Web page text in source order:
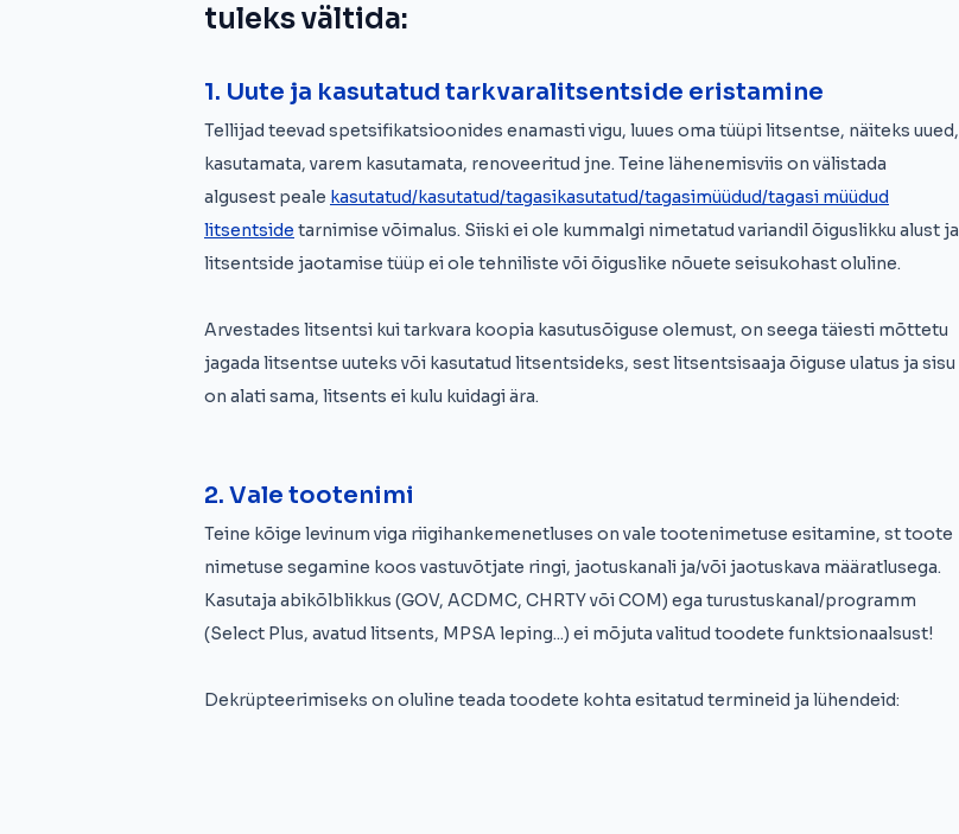
tuleks vältida:
1. Uute ja kasutatud tarkvaralitsentside eristamine
Tellijad teevad spetsifikatsioonides enamasti vigu, luues oma tüüpi litsentse, näiteks uued,
kasutamata, varem kasutamata, renoveeritud jne. Teine lähenemisviis on välistada
algusest peale kasutatud/kasutatud/tagasikasutatud/tagasimüüdud/tagasi müüdud
litsentside tarnimise võimalus. Siiski ei ole kummalgi nimetatud variandil õiguslikku alust ja
litsentside jaotamise tüüp ei ole tehniliste või õiguslike nõuete seisukohast oluline.
Arvestades litsentsi kui tarkvara koopia kasutusõiguse olemust, on seega täiesti mõttetu
jagada litsentse uuteks või kasutatud litsentsideks, sest litsentsisaaja õiguse ulatus ja sisu
on alati sama, litsents ei kulu kuidagi ära.
2. Vale tootenimi
Teine kõige levinum viga riigihankemenetluses on vale tootenimetuse esitamine, st toote
nimetuse segamine koos vastuvõtjate ringi, jaotuskanali ja/või jaotuskava määratlusega.
Kasutaja abikõlblikkus (GOV, ACDMC, CHRTY või COM) ega turustuskanal/programm
(Select Plus, avatud litsents, MPSA leping...) ei mõjuta valitud toodete funktsionaalsust!
Dekrüpteerimiseks on oluline teada toodete kohta esitatud termineid ja lühendeid: